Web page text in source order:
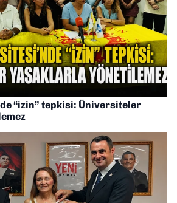
“izin” tepkisi: Üniversiteler